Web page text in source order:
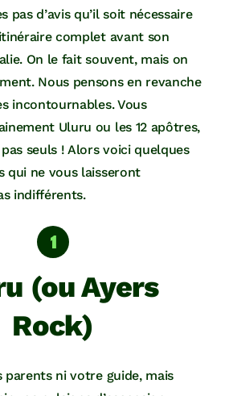
pas d’avis qu’il soit nécessaire
complet avant son
On le fait souvent, mais on
Nous pensons en revanche
incontournables. Vous
Uluru ou les 12 apôtres,
seuls ! Alors voici quelques
qui ne vous laisseront
indifférents.
(ou Ayers
Rock)
parents ni votre guide, mais